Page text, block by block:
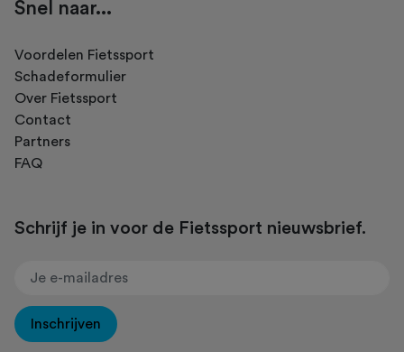
Snel naar...
Voordelen Fietssport
Schadeformulier
Over Fietssport
Contact
Partners
FAQ
Schrijf je in voor de Fietssport nieuwsbrief.
Inschrijven